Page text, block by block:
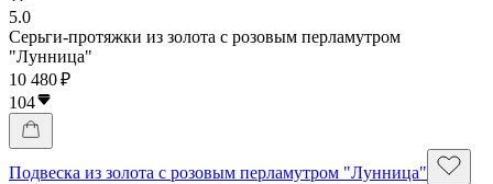
5.0
Серьги-протяжки из золота с розовым перламутром
"Лунница"
10 480 ₽
104
Подвеска из золота с розовым перламутром "Лунница"